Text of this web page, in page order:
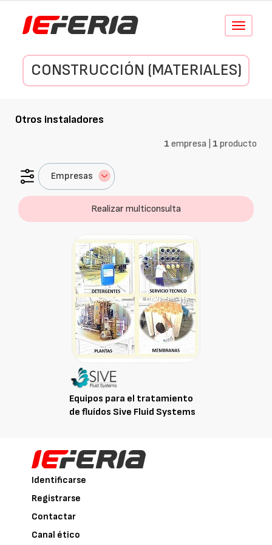
Conmutar
CONSTRUCCIÓN (MATERIALES)
Otros instaladores
1 empresa | 1 producto
Empresas
Realizar multiconsulta
Equipos para el tratamiento
de fluídos Sive Fluid Systems
Identificarse
Registrarse
Contactar
Canal ético